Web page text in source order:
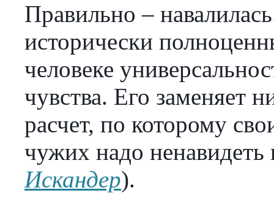
Правильно –
исторически
человеке
чувства. Его заменяет
расчет, по которому
чужих надо ненавидеть
Искандер).